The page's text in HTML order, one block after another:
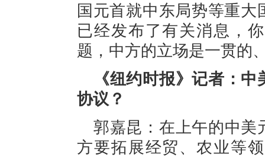
国元首就中东局势等重
已经发布了有关消息，
题，中方的立场是一贯的
《纽约时报》记者：
协议？
郭嘉昆：在上午的中美
方要拓展经贸、农业等